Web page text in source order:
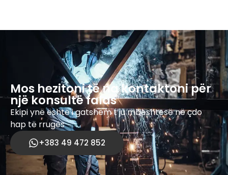
Mos hezitoni të na kontaktoni për
një konsultë falas
Ekipi ynë është i gatshëm t’ju mbështesë në çdo
hap të rrugës
+383 49 472 852